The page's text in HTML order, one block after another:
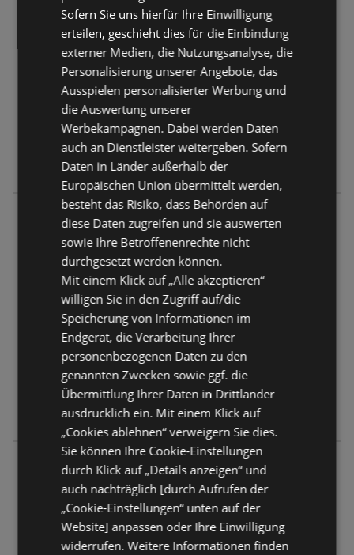
6130 Schwaz
ANGEBOTE: 0
FLUGBLÄTTER: 0
ENTFERNUNG: 159,43 km
Geschlossen
Montag - Freitag
09:00
19:00 Uhr
Samstag
09:00-18:00 Uhr
Ernsting's family
Niederfeldweg 9e - f
6230 Brixlegg
FLUGBLÄTTER:
ENTFERNUNG:
171,65 km
Geschlossen
Montag - Freitag
09:00-18:30 Uhr
Samstag
09:00-17:00 Uhr
Ernsting's family
Bahnhofstraße 19
6300 Wörgl
ANGEBOTE:
Sofern Sie uns hierfür Ihre Einwilligung
erteilen, geschieht dies für die Einbindung
externer Medien, die Nutzungsanalyse, die
Personalisierung unserer Angebote, das
Ausspielen personalisierter Werbung und
die Auswertung unserer
Werbekampagnen. Dabei werden Daten
auch an Dienstleister weitergeben. Sofern
Daten in Länder außerhalb der
Europäischen Union übermittelt werden,
besteht das Risiko, dass Behörden auf
diese Daten zugreifen und sie auswerten
sowie Ihre Betroffenenrechte nicht
durchgesetzt werden können.
Mit einem Klick auf „Alle akzeptieren“
willigen Sie in den Zugriff auf/die
Speicherung von Informationen im
Endgerät, die Verarbeitung Ihrer
personenbezogenen Daten zu den
genannten Zwecken sowie ggf. die
Übermittlung Ihrer Daten in Drittländer
ausdrücklich ein. Mit einem Klick auf
„Cookies ablehnen“ verweigern Sie dies.
Sie können Ihre Cookie-Einstellungen
durch Klick auf „Details anzeigen“ und
auch nachträglich [durch Aufrufen der
„Cookie-Einstellungen“ unten auf der
Website] anpassen oder Ihre Einwilligung
widerrufen. Weitere Informationen finden